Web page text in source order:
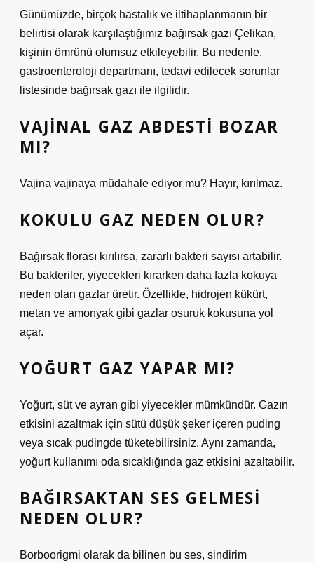
Günümüzde, birçok hastalık ve iltihaplanmanın bir
belirtisi olarak karşılaştığımız bağırsak gazı Çelikan,
kişinin ömrünü olumsuz etkileyebilir. Bu nedenle,
gastroenteroloji departmanı, tedavi edilecek sorunlar
listesinde bağırsak gazı ile ilgilidir.
VAJINAL GAZ ABDESTI BOZAR
MI?
Vajina vajinaya müdahale ediyor mu? Hayır, kırılmaz.
KOKULU GAZ NEDEN OLUR?
Bağırsak florası kırılırsa, zararlı bakteri sayısı artabilir.
Bu bakteriler, yiyecekleri kırarken daha fazla kokuya
neden olan gazlar üretir. Özellikle, hidrojen kükürt,
metan ve amonyak gibi gazlar osuruk kokusuna yol
açar.
YOĞURT GAZ YAPAR MI?
Yoğurt, süt ve ayran gibi yiyecekler mümkündür. Gazın
etkisini azaltmak için sütü düşük şeker içeren puding
veya sıcak pudingde tüketebilirsiniz. Aynı zamanda,
yoğurt kullanımı oda sıcaklığında gaz etkisini azaltabilir.
BAĞIRSAKTAN SES GELMESI
NEDEN OLUR?
Borboorigmi olarak da bilinen bu ses, sindirim